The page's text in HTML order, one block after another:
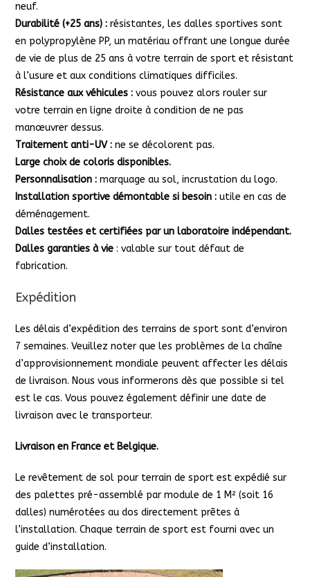
neuf.
Durabilité (+25 ans) : résistantes, les dalles sportives sont
en polypropylène PP, un matériau offrant une longue durée
de vie de plus de 25 ans à votre terrain de sport et résistant
à l’usure et aux conditions climatiques difficiles.
Résistance aux véhicules : vous pouvez alors rouler sur
votre terrain en ligne droite à condition de ne pas
manœuvrer dessus.
Traitement anti-UV : ne se décolorent pas.
Large choix de coloris disponibles.
Personnalisation : marquage au sol, incrustation du logo.
Installation sportive démontable si besoin :utile en cas de
déménagement.
Dalles testées et certifiées par un laboratoire indépendant.
Dalles garanties à vie: valable sur tout défaut de
fabrication.
Expédition
Les délais d’expédition des terrains de sport sont d’environ
7 semaines. Veuillez noter que les problèmes de la chaîne
d’approvisionnement mondiale peuvent affecter les délais
de livraison. Nous vous informerons dès que possible si tel
est le cas. Vous pouvez également définir une date de
livraison avec le transporteur.
Livraison en France et Belgique.
Le revêtement de sol pour terrain de sport est expédié sur
des palettes pré-assemblé par module de 1 M² (soit 16
dalles) numérotées au dos directement prêtes à
l’installation. Chaque terrain de sport est fourni avec un
guide d’installation.